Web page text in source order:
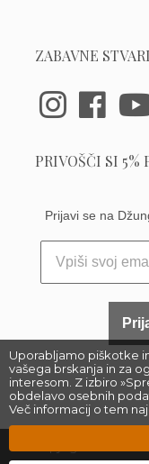
Uporabljamo piškotke
vašega brskanja in za
interesom. Z izbiro
obdelavo osebnih
Več informacij o tem
ZABAVNE STVARI
PRIVOŠČI SI 5%
Prijavi se na